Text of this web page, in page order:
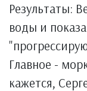
Результаты:
воды и
Главное -
кажется,